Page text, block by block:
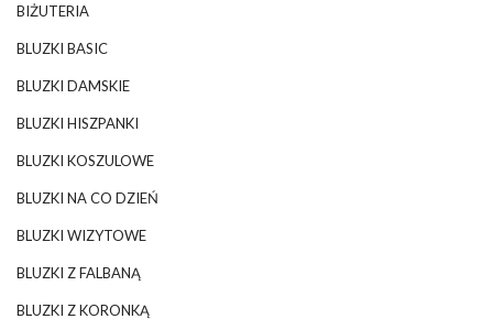
BIŻUTERIA
BLUZKI BASIC
BLUZKI DAMSKIE
BLUZKI HISZPANKI
BLUZKI KOSZULOWE
BLUZKI NA CO DZIEŃ
BLUZKI WIZYTOWE
BLUZKI Z FALBANĄ
BLUZKI Z KORONKĄ